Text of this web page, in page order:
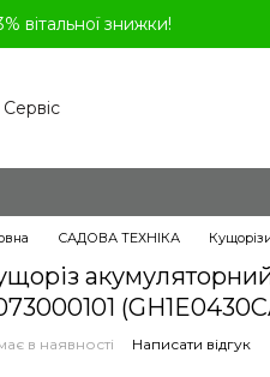
вітальної знижки!
Сервіс
САДОВА ТЕХНІКА
в наявності Написати відгук